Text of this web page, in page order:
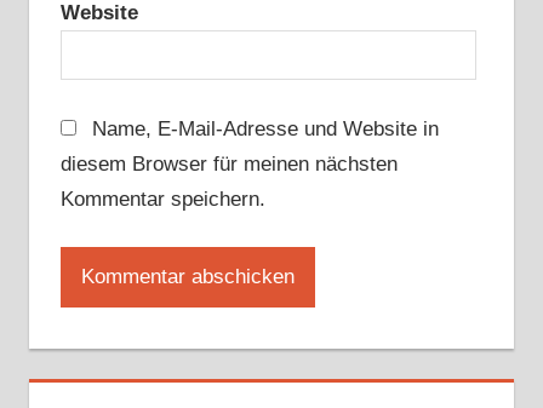
Website
Name, E-Mail-Adresse und Website in
diesem Browser für meinen nächsten
Kommentar speichern.